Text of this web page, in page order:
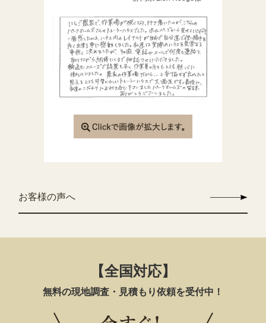
お客様の声へ
【全国対応】
無料の現地調査・見積もり依頼を受付中！